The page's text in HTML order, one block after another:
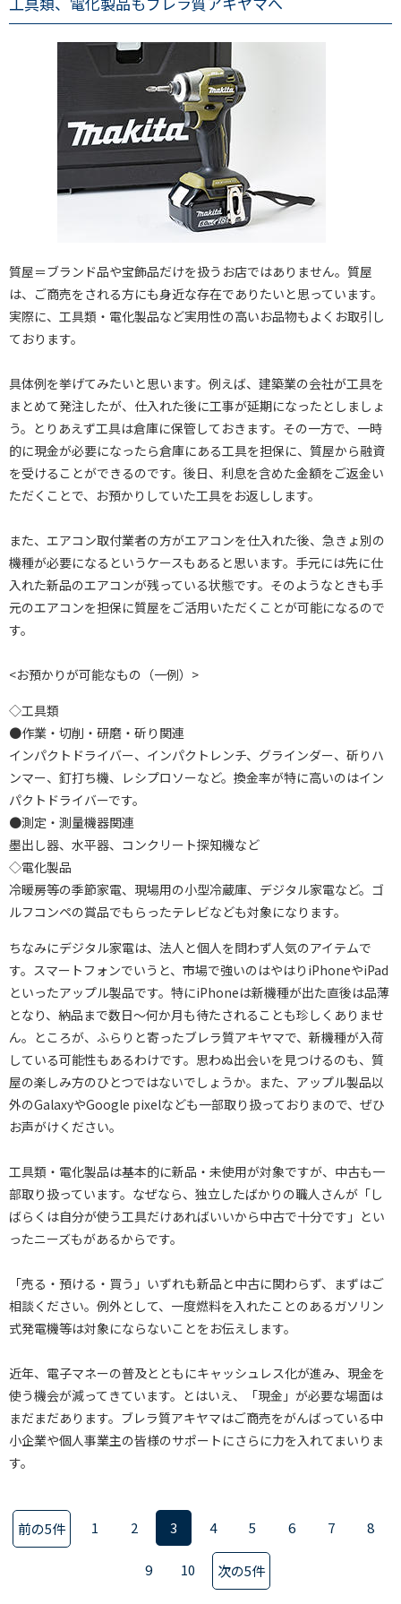
質屋＝ブランド品や宝飾品だけを扱うお店ではありません。質屋
は、ご商売をされる方にも身近な存在でありたいと思っています。
実際に、工具類・電化製品など実用性の高いお品物もよくお取引し
ております。
具体例を挙げてみたいと思います。例えば、建築業の会社が工具を
まとめて発注したが、仕入れた後に工事が延期になったとしましょ
う。とりあえず工具は倉庫に保管しておきます。その一方で、一時
的に現金が必要になったら倉庫にある工具を担保に、質屋から融資
を受けることができるのです。後日、利息を含めた金額をご返金い
ただくことで、お預かりしていた工具をお返しします。
また、エアコン取付業者の方がエアコンを仕入れた後、急きょ別の
機種が必要になるというケースもあると思います。手元には先に仕
入れた新品のエアコンが残っている状態です。そのようなときも手
元のエアコンを担保に質屋をご活用いただくことが可能になるので
す。
<お預かりが可能なもの（一例）>
◇工具類
●作業・切削・研磨・斫り関連
インパクトドライバー、インパクトレンチ、グラインダー、斫りハ
ンマー、釘打ち機、レシプロソーなど。換金率が特に高いのはイン
パクトドライバーです。
●測定・測量機器関連
墨出し器、水平器、コンクリート探知機など
◇電化製品
冷暖房等の季節家電、現場用の小型冷蔵庫、デジタル家電など。ゴ
ルフコンペの賞品でもらったテレビなども対象になります。
ちなみにデジタル家電は、法人と個人を問わず人気のアイテムで
す。スマートフォンでいうと、市場で強いのはやはりiPhoneやiPad
といったアップル製品です。特にiPhoneは新機種が出た直後は品薄
となり、納品まで数日～何か月も待たされることも珍しくありませ
ん。ところが、ふらりと寄ったブレラ質アキヤマで、新機種が入荷
している可能性もあるわけです。思わぬ出会いを見つけるのも、質
屋の楽しみ方のひとつではないでしょうか。また、アップル製品以
外のGalaxyやGoogle pixelなども一部取り扱っておりまので、ぜひ
お声がけください。
工具類・電化製品は基本的に新品・未使用が対象ですが、中古も一
部取り扱っています。なぜなら、独立したばかりの職人さんが「し
ばらくは自分が使う工具だけあればいいから中古で十分です」とい
ったニーズもがあるからです。
「売る・預ける・買う」いずれも新品と中古に関わらず、まずはご
相談ください。例外として、一度燃料を入れたことのあるガソリン
式発電機等は対象にならないことをお伝えします。
近年、電子マネーの普及とともにキャッシュレス化が進み、現金を
使う機会が減ってきています。とはいえ、「現金」が必要な場面は
まだまだあります。ブレラ質アキヤマはご商売をがんばっている中
小企業や個人事業主の皆様のサポートにさらに力を入れてまいりま
す。
前の5件 1 2 3 4 5 6 7 8
9 10 次の5件